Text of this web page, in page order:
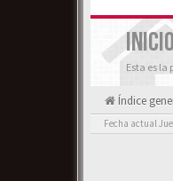
INICIO
Esta es la
Índice
Fecha actual